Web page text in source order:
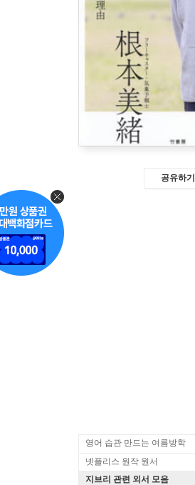
공유하기
영어 습관 만드는 여름방학
넷플리스 원작 원서
지브리 관련 외서 모음